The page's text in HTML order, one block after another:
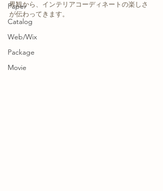
Paper
Catalog
Web/Wix
Package
Movie
界観から、インテリアコーディネートの楽しさ
が伝わってきます。